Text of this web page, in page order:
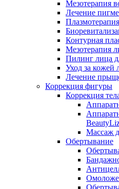
Мезотерапия
Лечение
Контурная
Мезотерапия
Пилинг лица
Уход за кожей
Лечение
Коррекция фигуры
Коррекция
Массаж
Обертывание